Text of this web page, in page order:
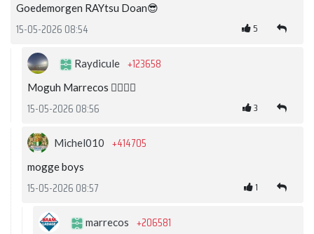
Goedemorgen RAYtsu Doan😎
15-05-2026 08:54 5
Raydicule +123658
Moguh Marrecos 👍🏽💪🏽
15-05-2026 08:56 3
Michel010 +414705
mogge boys
15-05-2026 08:57 1
marrecos +206581